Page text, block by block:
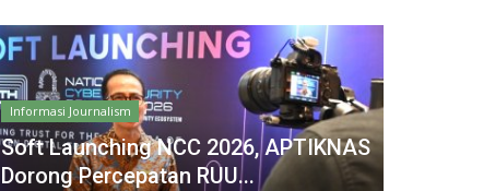
Informasi Journalism
Soft Launching NCC 2026, APTIKNAS
Dorong Percepatan RUU...